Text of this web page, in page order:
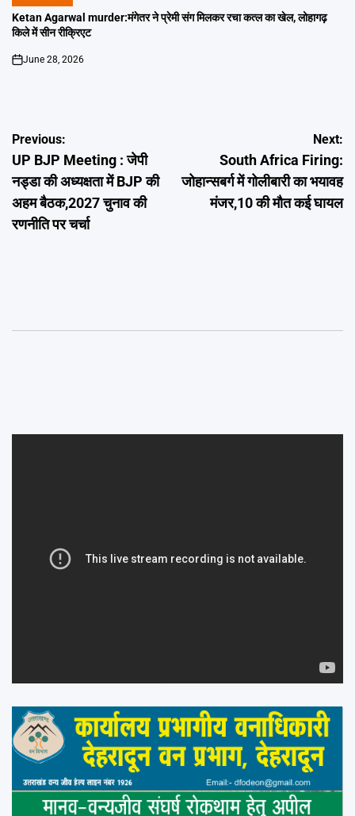
IN
Ketan Agarwal murder:मंगेतर ने प्रेमी संग मिलकर रचा कत्ल का खेल, लोहागढ़
किले में सीन रीक्रिएट
on
June 28, 2026
Post
navigation
Previous:
UP BJP Meeting : जेपी
नड्डा की अध्यक्षता में BJP की
अहम बैठक,2027 चुनाव की
रणनीति पर चर्चा
Next:
South Africa Firing:
जोहान्सबर्ग में गोलीबारी का भयावह
मंजर,10 की मौत कई घायल